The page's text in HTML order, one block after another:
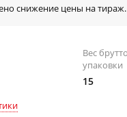
снижение цены на тираж.
Вес
упаковки
15